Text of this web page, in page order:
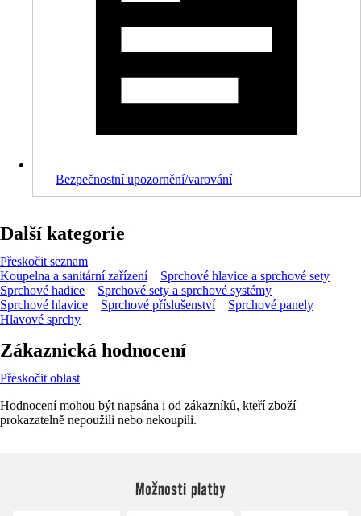
Bezpečnostní upozornění/varování
Další kategorie
Přeskočit seznam
Koupelna a sanitární zařízení
Sprchové hlavice a sprchové sety
Sprchové hadice
Sprchové sety a sprchové systémy
Sprchové hlavice
Sprchové příslušenství
Sprchové panely
Hlavové sprchy
Zákaznická hodnocení
Přeskočit oblast
Hodnocení mohou být napsána i od zákazníků, kteří zboží
prokazatelně nepoužili nebo nekoupili.
Možnosti platby